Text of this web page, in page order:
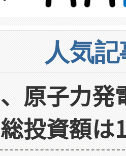
人気
原子力
投資額は